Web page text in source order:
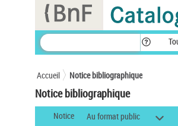
Accueil Notice bibliographique
Notice bibliographique
Notice Au format public
Panneau de gestion des cookies